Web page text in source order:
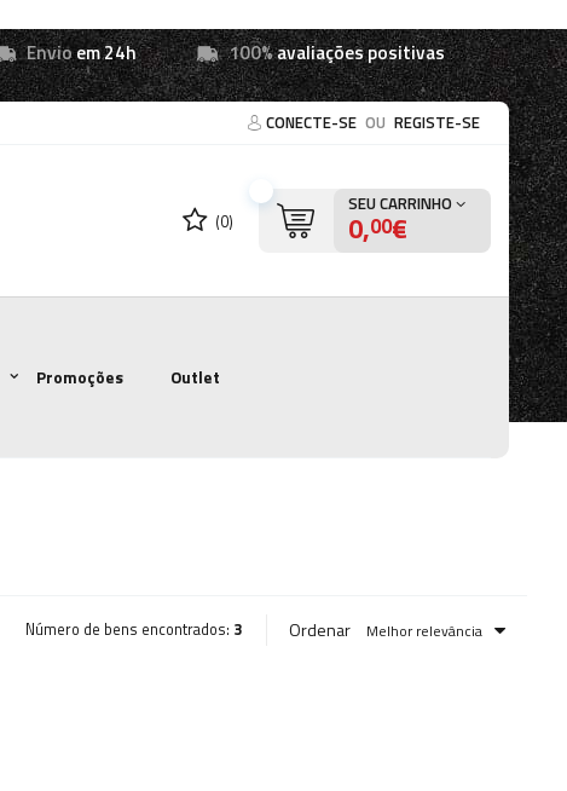
Envioem 24h 100%avaliações positivas
CONECTE-SE OU REGISTE-SE
(0)
SEU CARRINHO
0,00€
Promoções Outlet
Número de bens encontrados: 3 Ordenar Melhor relevância